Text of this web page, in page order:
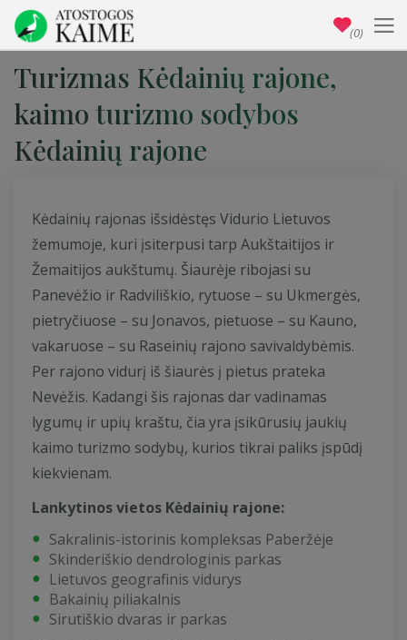
Turizmas Kėdainių rajone,
kaimo turizmo sodybos
Kėdainių rajone
Kėdainių rajonas išsidėstęs Vidurio Lietuvos
žemumoje, kuri įsiterpusi tarp Aukštaitijos ir
Žemaitijos aukštumų. Šiaurėje ribojasi su
Panevėžio ir Radviliškio, rytuose – su Ukmergės,
pietryčiuose – su Jonavos, pietuose – su Kauno,
vakaruose – su Raseinių rajono savivaldybėmis.
Per rajono vidurį iš šiaurės į pietus prateka
Nevėžis. Kadangi šis rajonas dar vadinamas
lygumų ir upių kraštu, čia yra įsikūrusių jaukių
kaimo turizmo sodybų, kurios tikrai paliks įspūdį
kiekvienam.
Lankytinos vietos Kėdainių rajone:
Sakralinis-istorinis kompleksas Paberžėje
Skinderiškio dendrologinis parkas
Lietuvos geografinis vidurys
Bakainių piliakalnis
Sirutiškio dvaras ir parkas
(0)